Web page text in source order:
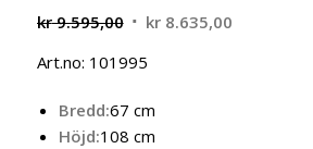
kr9.595,00 Opprinnelig
var:
kr8.635,00Nåværende
Art.no: 101995
Bredd:67 cm
Höjd:108 cm